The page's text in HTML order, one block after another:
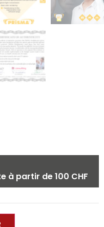
à partir de 100 CHF